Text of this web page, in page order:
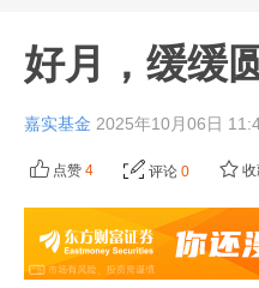
好月，缓缓
嘉实基金 2025年10月06日
点赞 4 评论 0